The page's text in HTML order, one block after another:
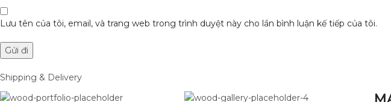
Lưu tên của tôi, email, và trang web trong trình duyệt này cho lần bình luận kế tiếp của tôi.
Shipping & Delivery